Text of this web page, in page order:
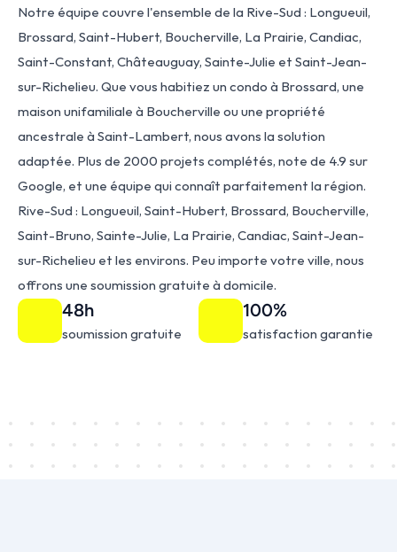
Notre équipe couvre l'ensemble de la Rive-Sud : Longueuil,
Brossard, Saint-Hubert, Boucherville, La Prairie, Candiac,
Saint-Constant, Châteauguay, Sainte-Julie et Saint-Jean-
sur-Richelieu. Que vous habitiez un condo à Brossard, une
maison unifamiliale à Boucherville ou une propriété
ancestrale à Saint-Lambert, nous avons la solution
adaptée. Plus de 2000 projets complétés, note de 4.9 sur
Google, et une équipe qui connaît parfaitement la région.
Rive-Sud : Longueuil, Saint-Hubert, Brossard, Boucherville,
Saint-Bruno, Sainte-Julie, La Prairie, Candiac, Saint-Jean-
sur-Richelieu et les environs. Peu importe votre ville, nous
offrons une soumission gratuite à domicile.
48h
soumission gratuite
100%
satisfaction garantie